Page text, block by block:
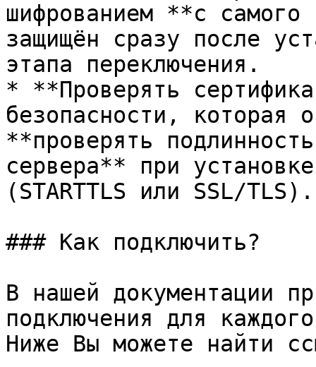
шифрованием **с
защищён сразу после
этапа переключения.
* **Проверять
безопасности, которая
**проверять
сервера** при
(STARTTLS или SSL/TLS).
### Как подключить?
В нашей документации
подключения для
Ниже Вы можете найти